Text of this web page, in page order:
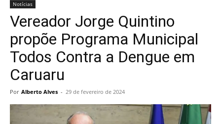
Alberto
Notícias
Vereador Jorge Quintino
propõe Programa Municipal
Todos Contra a Dengue em
Caruaru
Por Alberto Alves - 29 de fevereiro de 2024